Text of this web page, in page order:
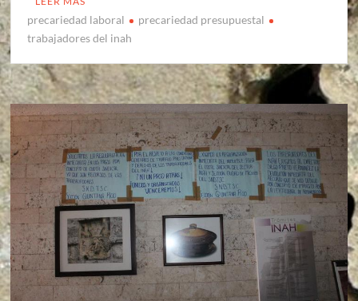
precariedad laboral
precariedad presupuestal
trabajadores del inah